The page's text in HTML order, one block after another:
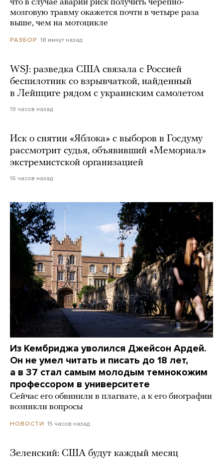
что в случае аварии риск получить черепно-
мозговую травму окажется почти в четыре раза
выше, чем на мотоцикле
РАЗБОР 18 минут назад
WSJ: разведка США связала с Россией
беспилотник со взрывчаткой, найденный
в Лейпциге рядом с украинским самолетом
19 часов назад
Иск о снятии «Яблока» с выборов в Госдуму
рассмотрит судья, объявивший «Мемориал»
экстремистской организацией
16 часов назад
Из Кембриджа уволился Джейсон Ардей.
Он не умел читать и писать до 18 лет,
а в 37 стал самым молодым темнокожим
профессором в университете
Сейчас его обвинили в плагиате, а к его биографии
возникли вопросы
НОВОСТИ 15 часов назад
Зеленский: США будут каждый месяц